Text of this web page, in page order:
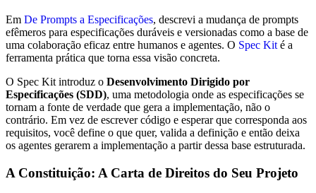
Em De Prompts a Especificações, descrevi a mudança de prompts
efêmeros para especificações duráveis e versionadas como a base de
uma colaboração eficaz entre humanos e agentes. O Spec Kité a
ferramenta prática que torna essa visão concreta.
O Spec Kit introduz o Desenvolvimento Dirigido por
Especificações (SDD), uma metodologia onde as especificações se
tornam a fonte de verdade que gera a implementação, não o
contrário. Em vez de escrever código e esperar que corresponda aos
requisitos, você define o que quer, valida a definição e então deixa
os agentes gerarem a implementação a partir dessa base estruturada.
A Constituição: A Carta de Direitos do Seu Projeto